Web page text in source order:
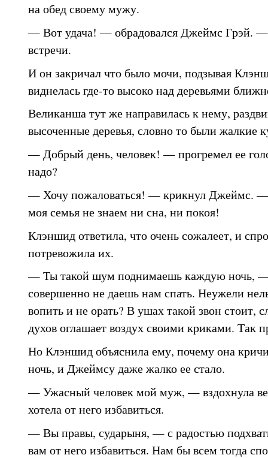
на обед своему мужу.
— Вот удача! — обрадовался Джеймс Грэй. —
встречи.
И он закричал что было мочи, подзывая
виднелась где-то высоко над деревьями
Великанша тут же направилась к нему,
высоченные деревья, словно то были жалкие
— Добрый день, человек! — прогремел ее
надо?
— Хочу пожаловаться! — крикнул Джеймс. —
моя семья не знаем ни сна, ни покоя!
Клэншид ответила, что очень сожалеет, и
потревожила их.
— Ты такой шум поднимаешь каждую ночь,
совершенно не даешь нам спать. Неужели
вопить и не орать? В ушах такой звон стоит,
духов оглашает воздух своими криками. Так
Но Клэншид объяснила ему, почему она
ночь, и Джеймсу даже жалко ее стало.
— Ужасный человек мой муж, — вздохнула
хотела от него избавиться.
— Вы правы, сударыня, — с радостью
вам от него избавиться. Нам бы всем тогда